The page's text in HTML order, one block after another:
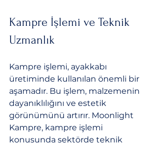
Kampre İşlemi ve Teknik
Uzmanlık
Kampre işlemi, ayakkabı
üretiminde kullanılan önemli bir
aşamadır. Bu işlem, malzemenin
dayanıklılığını ve estetik
görünümünü artırır. Moonlight
Kampre, kampre işlemi
konusunda sektörde teknik